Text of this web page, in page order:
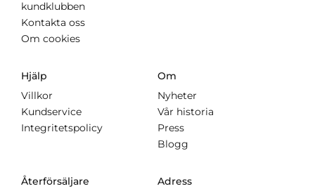
kundklubben
Kontakta oss
Om cookies
Hjälp
Villkor
Kundservice
Integritetspolicy
Om
Nyheter
Vår historia
Press
Blogg
Återförsäljare Adress